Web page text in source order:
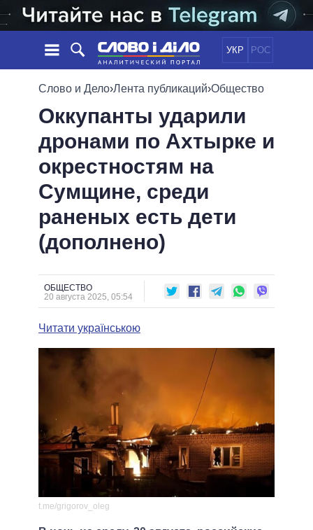
УКР РОС
НОВОСТИ
ЛЕНТА
СОБЫТИЯ
СТАТЬИ
МНЕНИЯ
ОБЗОРЫ
ДАЙДЖЕСТЫ
ПОЛИТИКА
ЭКОНОМИКА
ОБЩЕСТВО
ОБЕЩАНИЯ
ПОЛИТИКИ
ВСЕ ПОЛИТИКИ
ПРЕЗИДЕНТ И ОФИС
ВЕРХОВНАЯ РАДА
КАБИНЕТ МИНИСТРОВ
МЭРЫ
ВСЕ ПЕРСОНЫ
ВИДЕО
ПОДДЕРЖАТЬ
СРАВНЕНИЕ ПОЛИТИКОВ
Слово и Дело›Лента публикаций›Общество
Оккупанты ударили
дронами по Ахтырке и
окрестностям на
Сумщине, среди
раненых есть дети
(дополнено)
ОБЩЕСТВО
20 августа 2025, 05:54
Читати українською
t.me/grigorov_oleg